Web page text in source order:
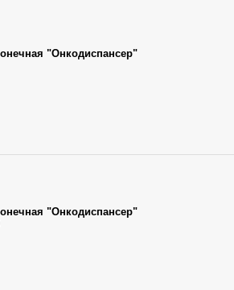
"Онкодиспансер"
"Онкодиспансер"